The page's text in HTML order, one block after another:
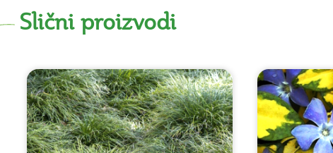
Slični proizvodi